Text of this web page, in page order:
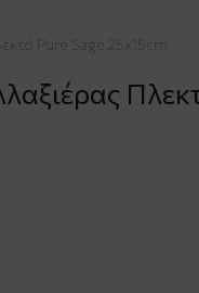
Pure Sage 25x15cm